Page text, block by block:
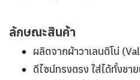
ลักษณะสินค้า
ผลิตจากผ้าวาเลนติโน่
ดีไซน์ทรงตรง ใส่ได้ทั้งชา